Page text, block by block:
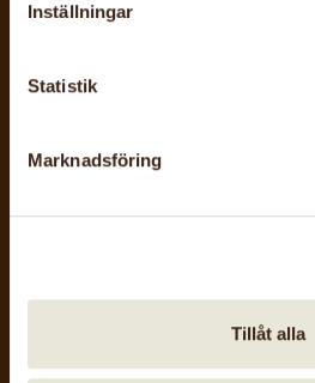
Inställningar
Statistik
Marknadsföring
Tillåt alla
27 nov, 2025 - 17 dec, 2026
Orusts slöjd